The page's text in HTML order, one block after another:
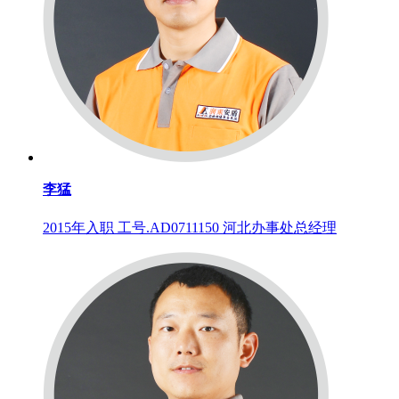
李猛
2015年入职 工号.AD0711150 河北办事处总经理